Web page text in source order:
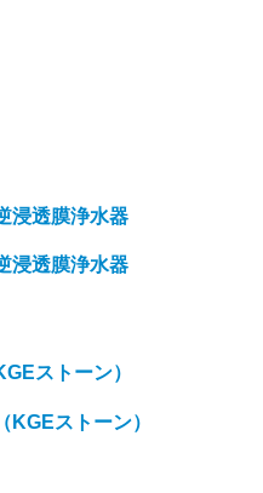
浸透膜浄水器
浸透膜浄水器
ストーン）
（KGEストーン）